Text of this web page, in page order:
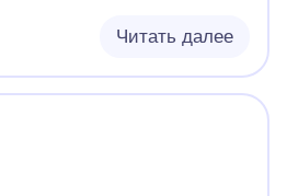
Читать далее